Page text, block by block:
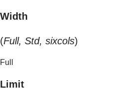
Width
(Full, Std, sixcols)
Full
Limit